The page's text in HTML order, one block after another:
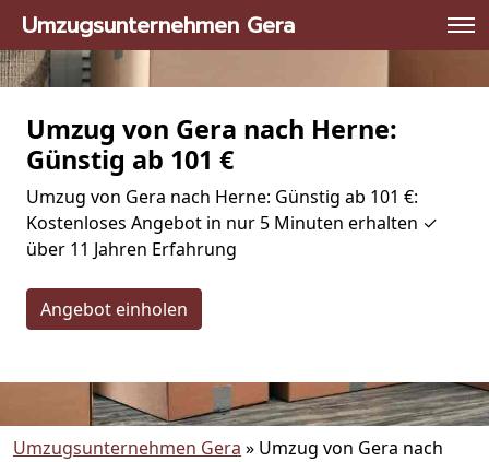
Umzugsunternehmen Gera
Umzug von Gera nach Herne:
Günstig ab 101 €
Umzug von Gera nach Herne: Günstig ab 101 €:
Kostenloses Angebot in nur 5 Minuten erhalten ✓
über 11 Jahren Erfahrung
Angebot einholen
Umzugsunternehmen Gera » Umzug von Gera nach